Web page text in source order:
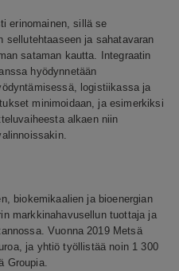
erinomainen, sillä se
sellutehtaaseen ja sahatavaran
sataman kautta. Integraatin
hyödynnetään
logistiikassa ja
minimoidaan, ja esimerkiksi
alkaen niin
biokemikaalien ja bioenergian
markkinahavusellun tuottaja ja
Vuonna 2019 Metsä
ja yhtiö työllistää noin 1 300
Groupia.